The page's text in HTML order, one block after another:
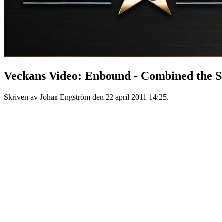
Veckans Video: Enbound - Combined the
Skriven av Johan Engström den 22 april 2011 14:25.